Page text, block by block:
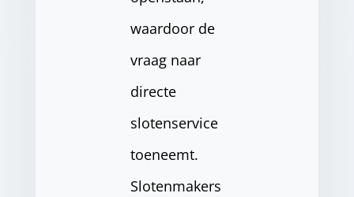
waardoor de
vraag naar
directe
slotenservice
toeneemt.
Slotenmakers